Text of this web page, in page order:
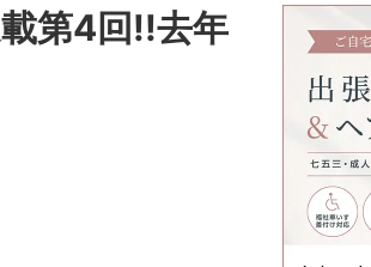
第4回!!去年